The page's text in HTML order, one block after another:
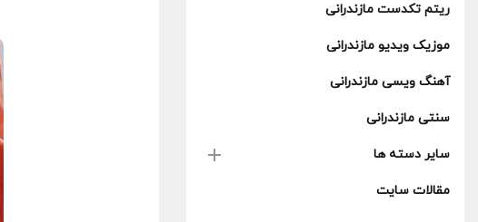
ریتم تکدست مازندرانی
موزیک ویدیو مازندرانی
آهنگ ویسی مازندرانی
سنتی مازندرانی
سایر دسته ها
مقالات سایت